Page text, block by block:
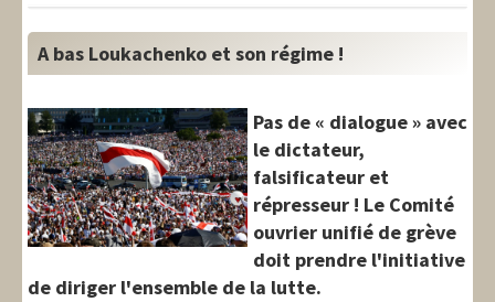
Europe
International
Syndical
Social
Thèmes
A bas Loukachenko et son régime !
Pas de « dialogue » avec
le dictateur,
falsificateur et
répresseur ! Le Comité
ouvrier unifié de grève
doit prendre l'initiative
de diriger l'ensemble de la lutte.